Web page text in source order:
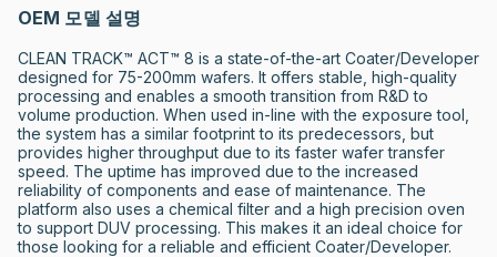
OEM 모델 설명
CLEAN TRACK™ ACT™ 8 is a state-of-the-art Coater/Developer
designed for 75-200mm wafers. It offers stable, high-quality
processing and enables a smooth transition from R&D to
volume production. When used in-line with the exposure tool,
the system has a similar footprint to its predecessors, but
provides higher throughput due to its faster wafer transfer
speed. The uptime has improved due to the increased
reliability of components and ease of maintenance. The
platform also uses a chemical filter and a high precision oven
to support DUV processing. This makes it an ideal choice for
those looking for a reliable and efficient Coater/Developer.